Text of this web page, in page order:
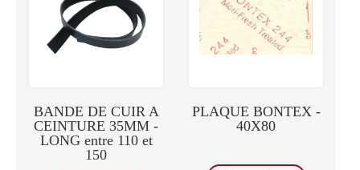
BANDE DE CUIR A
CEINTURE 35MM -
LONG entre 110 et
150
PLAQUE BONTEX -
40X80